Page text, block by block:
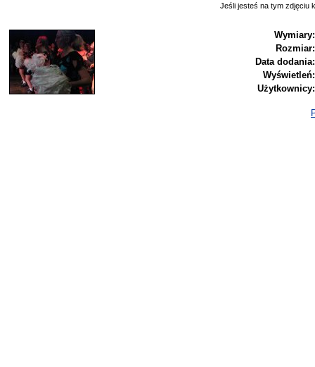
Jeśli jesteś na tym zdjęciu
Wymiary:
Rozmiar:
Data dodania:
Wyświetleń:
Użytkownicy: